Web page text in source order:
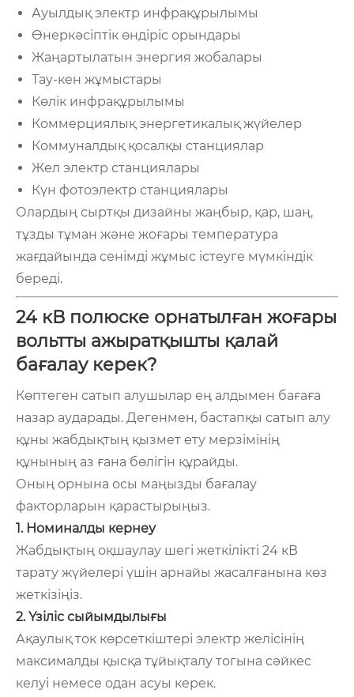
Ауылдық электр инфрақұрылымы
Өнеркәсіптік өндіріс орындары
Жаңартылатын энергия жобалары
Тау-кен жұмыстары
Көлік инфрақұрылымы
Коммерциялық энергетикалық жүйелер
Коммуналдық қосалқы станциялар
Жел электр станциялары
Күн фотоэлектр станциялары
Олардың сыртқы дизайны жаңбыр, қар, шаң,
тұзды тұман және жоғары температура
жағдайында сенімді жұмыс істеуге мүмкіндік
береді.
24 кВ полюске орнатылған жоғары
вольтты ажыратқышты қалай
бағалау керек?
Көптеген сатып алушылар ең алдымен бағаға
назар аударады. Дегенмен, бастапқы сатып алу
құны жабдықтың қызмет ету мерзімінің
құнының аз ғана бөлігін құрайды.
Оның орнына осы маңызды бағалау
факторларын қарастырыңыз.
1. Номиналды кернеу
Жабдықтың оқшаулау шегі жеткілікті 24 кВ
тарату жүйелері үшін арнайы жасалғанына көз
жеткізіңіз.
2. Үзіліс сыйымдылығы
Ақаулық ток көрсеткіштері электр желісінің
максималды қысқа тұйықталу тогына сәйкес
келуі немесе одан асуы керек.